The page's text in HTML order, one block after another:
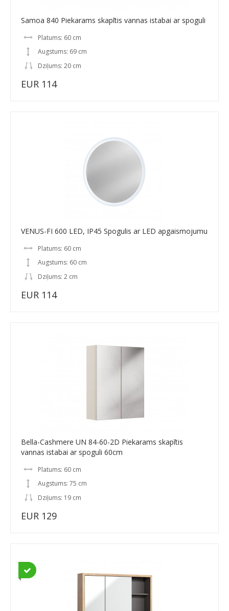
Samoa 840 Piekarams skapītis vannas istabai ar spoguli
Platums: 60 cm
Augstums: 69 cm
Dziļums: 20 cm
EUR 114
VENUS-FI 600 LED, IP45 Spogulis ar LED apgaismojumu
Platums: 60 cm
Augstums: 60 cm
Dziļums: 2 cm
EUR 114
Bella-Cashmere UN 84-60-2D Piekarams skapītis
vannas istabai ar spoguli 60cm
Platums: 60 cm
Augstums: 75 cm
Dziļums: 19 cm
EUR 129